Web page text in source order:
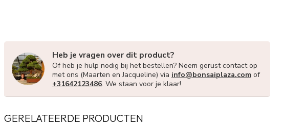
Heb je vragen over dit product?
Of heb je hulp nodig bij het bestellen? Neem gerust contact op
met ons (Maarten en Jacqueline) via info@bonsaiplaza.com of
+31642123486. We staan voor je klaar!
GERELATEERDE PRODUCTEN